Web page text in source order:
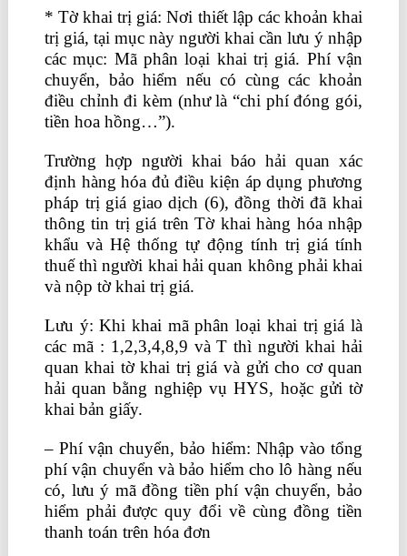
* Tờ khai trị giá: Nơi thiết lập các khoản khai
trị giá, tại mục này người khai cần lưu ý nhập
các mục: Mã phân loại khai trị giá. Phí vận
chuyển, bảo hiểm nếu có cùng các khoản
điều chỉnh đi kèm (như là “chi phí đóng gói,
tiền hoa hồng…”).
Trường hợp người khai báo hải quan xác
định hàng hóa đủ điều kiện áp dụng phương
pháp trị giá giao dịch (6), đồng thời đã khai
thông tin trị giá trên Tờ khai hàng hóa nhập
khẩu và Hệ thống tự động tính trị giá tính
thuế thì người khai hải quan không phải khai
và nộp tờ khai trị giá.
Lưu ý: Khi khai mã phân loại khai trị giá là
các mã : 1,2,3,4,8,9 và T thì người khai hải
quan khai tờ khai trị giá và gửi cho cơ quan
hải quan bằng nghiệp vụ HYS, hoặc gửi tờ
khai bản giấy.
– Phí vận chuyển, bảo hiểm: Nhập vào tổng
phí vận chuyển và bảo hiểm cho lô hàng nếu
có, lưu ý mã đồng tiền phí vận chuyển, bảo
hiểm phải được quy đổi về cùng đồng tiền
thanh toán trên hóa đơn